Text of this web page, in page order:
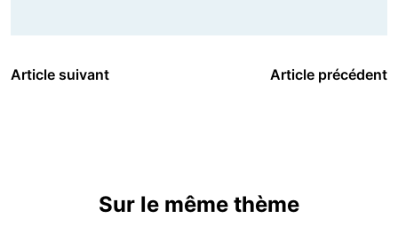
Article suivant Article précédent
Sur le même thème